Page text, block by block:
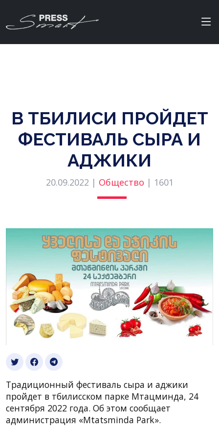
В ТБИЛИСИ ПРОЙДЕТ
ФЕСТИВАЛЬ СЫРА И
АДЖИКИ
20.09.2022 | Общество | 1601
Традиционный фестиваль сыра и аджики
пройдет в тбилисском парке Мтацминда, 24
сентября 2022 года. Об этом сообщает
администрация «Mtatsminda Park».